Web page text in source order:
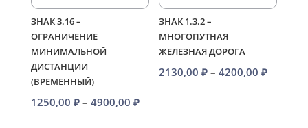
ЗНАК 3.16 –
ОГРАНИЧЕНИЕ
МИНИМАЛЬНОЙ
ДИСТАНЦИИ
(ВРЕМЕННЫЙ)
1250,00 ₽ – 4900,00 ₽Диапазон
ЗНАК 1.3.2 –
МНОГОПУТНАЯ
ЖЕЛЕЗНАЯ ДОРОГА
2130,00₽ – 4200,00₽